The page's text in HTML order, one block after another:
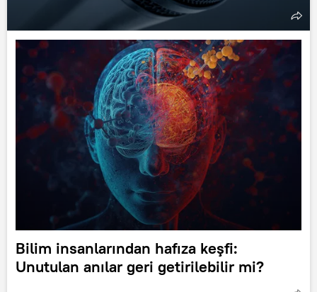
Bilim insanlarından hafıza keşfi:
Unutulan anılar geri getirilebilir mi?